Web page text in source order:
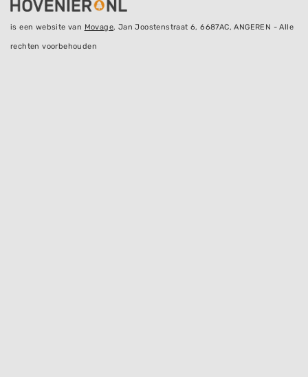
is een website van Movage, Jan Joostenstraat 6, 6687AC, ANGEREN - Alle
rechten voorbehouden